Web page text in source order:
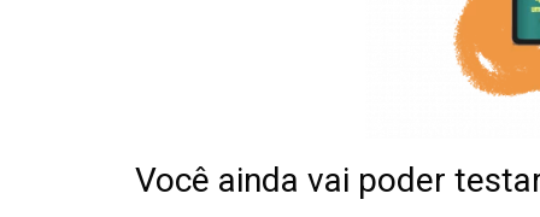
Você ainda vai poder